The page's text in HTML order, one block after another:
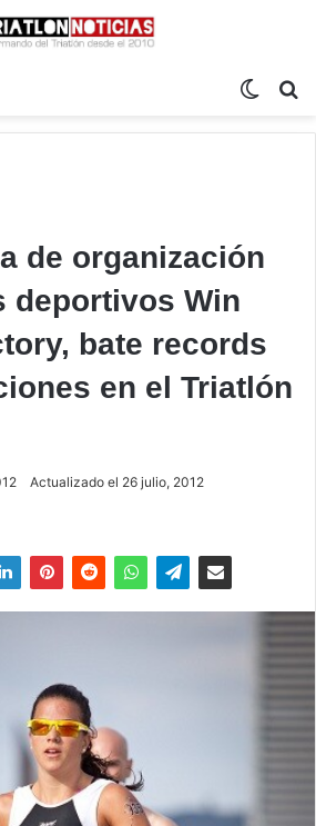
de organización
deportivos Win
bate records
en el Triatlón
Actualizado el 26 julio, 2012